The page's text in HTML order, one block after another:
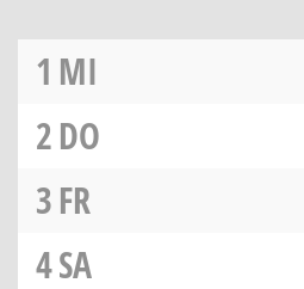
1 MI
2DO
3FR
4SA